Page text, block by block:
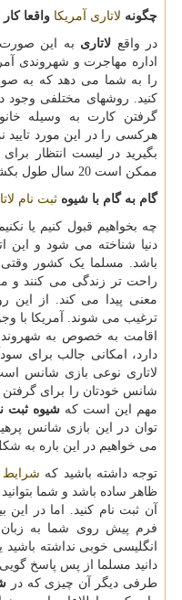
چگونه لاتاری آمریکا واقعا
در واقع لاتاری به این
اداره مهاجرت و شهروندی
را به شما می دهد که به
کنید. روشهای مختلفی
گرفتن کارت به وسیله
هرکسی را در این مورد تایید
بگیرید در لیست انتظار
ممکن است 20 سال طول بکشد.
گام به گام با شیوه ثبت نام لاتاری 2022
چه بخواهیم قبول کنیم یا
دنیا شناخته می شود و این
باشد. مسلما یک کشور
راحت تر زندگی می کنند و
معنی پیدا می کند. از این
ترغیب می شوند. آمریکا با
اقامت به خصوص به
دارد، امکانی جالب برای
لاتاری نوعی بازی شانس
شانس خودتان را برای
مهم این است که شیوه ثبت
توان در این بازی شانس
می خواهیم در این باره به
توجه داشته باشید که شرایط
ظاهر ساده باشد و شما
آن ثبت نام کنید. اما در
فرم پیش روی شما به
انگلیسی خوبی نداشته
دانید مسلما از پس پاسخ
طرفی دیگر آن چیزی که در